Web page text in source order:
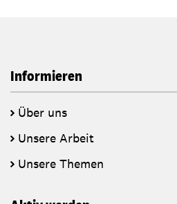
Informieren
Über uns
Unsere Arbeit
Unsere Themen